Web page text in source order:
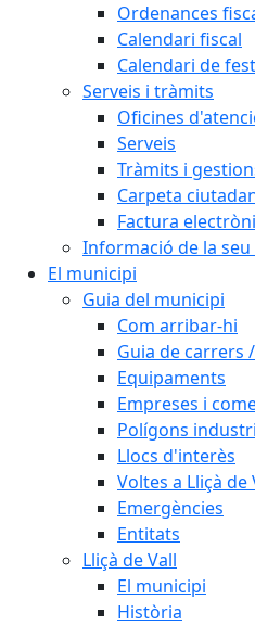
Ordenances
Calendari fiscal
Calendari de
Serveis i tràmits
Oficines
Serveis
Tràmits i
Carpeta
Factura
Informació de la
El municipi
Guia del municipi
Com arribar-hi
Guia de carrers
Equipaments
Empreses i
Polígons
Llocs d'interès
Voltes a Lliçà de
Emergències
Entitats
Lliçà de Vall
El municipi
Història